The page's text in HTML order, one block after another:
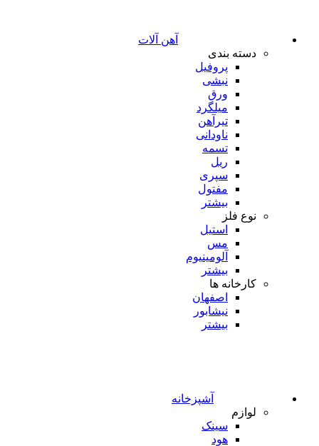
آهن آلات
دسته بندی
پروفیل
نبشی
ورق
میلگرد
تیرآهن
ناودانی
تسمه
ریل
سپری
مفتول
بیشتر
نوع فلز
استیل
مس
آلومینیوم
بیشتر
کارخانه ها
اصفهان
نیشابور
بیشتر
آشپزخانه
لوازم
سینک
هود